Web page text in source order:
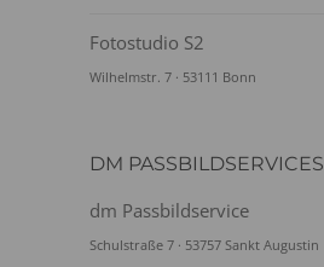
Fotostudio S2
Wilhelmstr. 7 · 53111 Bonn
DM PASSBILDSERVICES
dm Passbildservice
Schulstraße 7 · 53757 Sankt Augustin